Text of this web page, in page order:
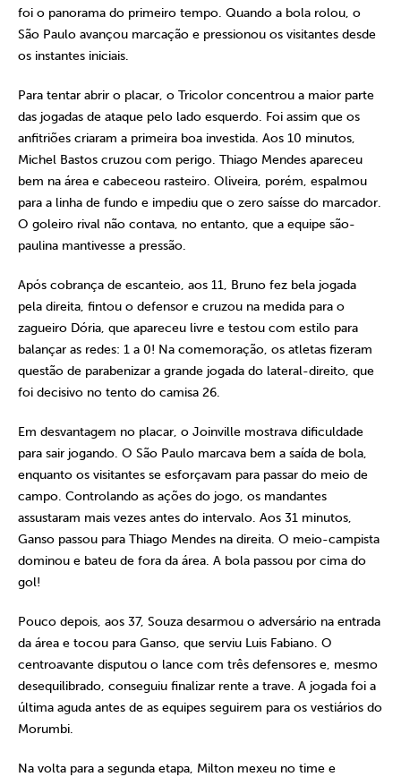
foi o panorama do primeiro tempo. Quando a bola rolou, o
São Paulo avançou marcação e pressionou os visitantes desde
os instantes iniciais.
Para tentar abrir o placar, o Tricolor concentrou a maior parte
das jogadas de ataque pelo lado esquerdo. Foi assim que os
anfitriões criaram a primeira boa investida. Aos 10 minutos,
Michel Bastos cruzou com perigo. Thiago Mendes apareceu
bem na área e cabeceou rasteiro. Oliveira, porém, espalmou
para a linha de fundo e impediu que o zero saísse do marcador.
O goleiro rival não contava, no entanto, que a equipe são-
paulina mantivesse a pressão.
Após cobrança de escanteio, aos 11, Bruno fez bela jogada
pela direita, fintou o defensor e cruzou na medida para o
zagueiro Dória, que apareceu livre e testou com estilo para
balançar as redes: 1 a 0! Na comemoração, os atletas fizeram
questão de parabenizar a grande jogada do lateral-direito, que
foi decisivo no tento do camisa 26.
Em desvantagem no placar, o Joinville mostrava dificuldade
para sair jogando. O São Paulo marcava bem a saída de bola,
enquanto os visitantes se esforçavam para passar do meio de
campo. Controlando as ações do jogo, os mandantes
assustaram mais vezes antes do intervalo. Aos 31 minutos,
Ganso passou para Thiago Mendes na direita. O meio-campista
dominou e bateu de fora da área. A bola passou por cima do
gol!
Pouco depois, aos 37, Souza desarmou o adversário na entrada
da área e tocou para Ganso, que serviu Luis Fabiano. O
centroavante disputou o lance com três defensores e, mesmo
desequilibrado, conseguiu finalizar rente a trave. A jogada foi a
última aguda antes de as equipes seguirem para os vestiários do
Morumbi.
Na volta para a segunda etapa, Milton mexeu no time e